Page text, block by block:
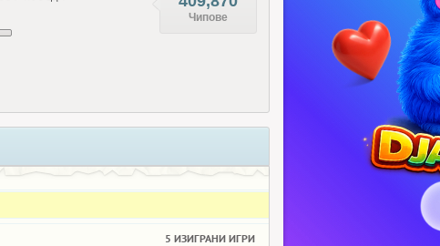
Чипове
5 ИЗИГРАНИ ИГРИ